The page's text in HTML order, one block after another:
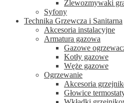
Zlewozmywaki
Syfony
Technika Grzewcza i Sanitarna
Akcesoria instalacyjne
Armatura gazowa
Gazowe
Kotły gazowe
Węże gazowe
Ogrzewanie
Akcesoria
Głowice